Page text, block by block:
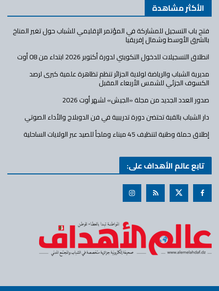
الأكثر مشاهدة
فتح باب التسجيل للمشاركة في المؤتمر الإقليمي للشباب حول تغير المناخ
بالشرق الأوسط وشمال إفريقيا
انطلاق التسجيلات للدخول التكويني لدورة أكتوبر 2026 ابتداء من 08 أوت
مديرية الشباب والرياضة لولاية الجزائر تنظم تظاهرة علمية كبرى لرصد
الكسوف الجزئي للشمس الأربعاء المقبل
صدور العدد الجديد من مجلة «الجيش» لشهر أوت 2026
دار الشباب بالقبة تحتضن دورة تدريبية في فن الدوبلاج والأداء الصوتي
إطلاق حملة وطنية لتنظيف 45 ميناء وملجأ للصيد عبر الولايات الساحلية
تابع عالم الأهداف على: